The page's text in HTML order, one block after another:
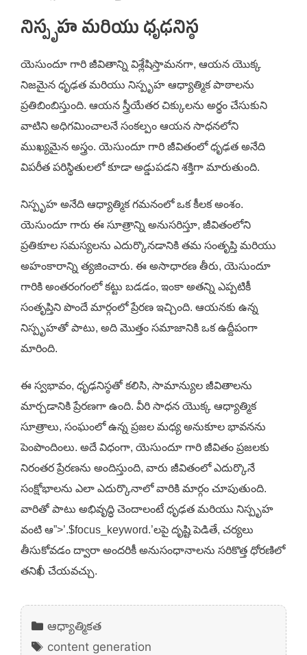
నిస్పృహ మరియు ధృఢనిస్ఠ
యెసుందూ గారి జీవితాన్ని విశ్లేషిస్తామనగా, ఆయన యొక్క
నిజమైన ధృఢత మరియు నిస్పృహ ఆధ్యాత్మిక పాఠాలను
ప్రతిబింబిస్తుంది. ఆయన స్త్రీయేతర చిక్కులను అర్థం చేసుకుని
వాటిని అధిగమించాలనే సంకల్పం ఆయన సాధనలోని
ముఖ్యమైన అస్త్రం. యెసుందూ గారి జీవితంలో ధృఢత అనేది
విపరీత పరిస్థితులలో కూడా అడ్డుపడని శక్తిగా మారుతుంది.
నిస్పృహ అనేది ఆధ్యాత్మిక గమనంలో ఒక కీలక అంశం.
యెసుందూ గారు ఈ సూత్రాన్ని అనుసరిస్తూ, జీవితంలోని
ప్రతికూల సమస్యలను ఎదుర్కొనడానికి తమ సంతృప్తి మరియు
అహంకారాన్ని త్యజించారు. ఈ అసాధారణ తీరు, యెసుందూ
గారికి అంతరంగంలో కట్టు బడడం, ఇంకా అతన్ని ఎప్పటికీ
సంతృప్తిని పొందే మార్గంలో ప్రేరణ ఇచ్చింది. ఆయనకు ఉన్న
నిస్పృహతో పాటు, అది మొత్తం సమాజానికి ఒక ఉద్దీపంగా
మారింది.
ఈ స్వభావం, ధృఢనిస్ఠతో కలిసి, సామాన్యుల జీవితాలను
మార్చడానికి ప్రేరణగా ఉంది. వీరి సాధన యొక్క ఆధ్యాత్మిక
సూత్రాలు, సంఘంలో ఉన్న ప్రజల మధ్య అనుకూల భావనను
పెంపొందింలు. అదే విధంగా, యెసుందూ గారి జీవితం ప్రజలకు
నిరంతర ప్రేరణను అందిస్తుంది, వారు జీవితంలో ఎదుర్కొనే
సంక్షోభాలను ఎలా ఎదుర్కొనాలో వారికి మార్గం చూపుతుంది.
వారితో పాటు అభివృద్ధి చెందాలంటే ధృఢత మరియు నిస్పృహ
వంటి ఆ”>’.$focus_keyword.’లపై దృష్టి పెడితే, చర్యలు
తీసుకోవడం ద్వారా అందరికీ అనుసంధానాలను సరికొత్త ధోరణిలో
తనిఖీ చేయవచ్చు.
Categories
ఆధ్యాత్మికత
Tags
content generation